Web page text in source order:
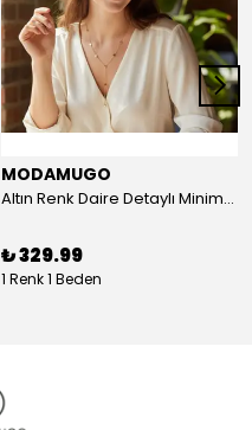
MODAMUGO
Altın Renk Daire Detaylı Minimal Y Çelik Kolye
₺ 329.99
1 Renk 1 Beden